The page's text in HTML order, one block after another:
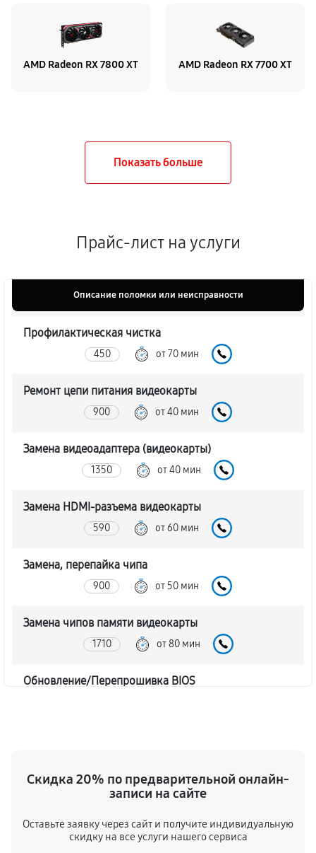
AMD Radeon RX 7800 XT AMD Radeon RX 7700 XT
Прайс-лист на услуги
Описание поломки или неисправности
Профилактическая чистка
450 от 70 мин
Ремонт цепи питания видеокарты
900 от 40 мин
Замена видеоадаптера (видеокарты)
1350 от 40 мин
Замена HDMI-разъема видеокарты
590 от 60 мин
Замена, перепайка чипа
900 от 50 мин
Замена чипов памяти видеокарты
1710 от 80 мин
Обновление/Перепрошивка BIOS
Техническое обслуживание видеокарты
Скидка 20% по предварительной онлайн-
записи на сайте
Оставьте заявку через сайт и получите индивидуальную
скидку на все услуги нашего сервиса